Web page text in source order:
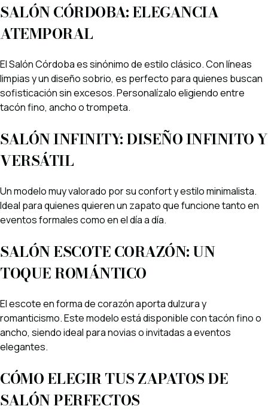
SALÓN CÓRDOBA: ELEGANCIA
ATEMPORAL
El Salón Córdoba es sinónimo de estilo clásico. Con líneas
limpias y un diseño sobrio, es perfecto para quienes buscan
sofisticación sin excesos. Personalízalo eligiendo entre
tacón fino, ancho o trompeta.
SALÓN INFINITY: DISEÑO INFINITO Y
VERSÁTIL
Un modelo muy valorado por su confort y estilo minimalista.
Ideal para quienes quieren un zapato que funcione tanto en
eventos formales como en el día a día.
SALÓN ESCOTE CORAZÓN: UN
TOQUE ROMÁNTICO
El escote en forma de corazón aporta dulzura y
romanticismo. Este modelo está disponible con tacón fino o
ancho, siendo ideal para novias o invitadas a eventos
elegantes.
CÓMO ELEGIR TUS ZAPATOS DE
SALÓN PERFECTOS